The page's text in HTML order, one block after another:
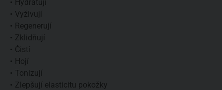
Hydratují
Vyživují
Regenerují
Zklidňují
Čistí
Hojí
Tonizují
Zlepšují elasticitu pokožky